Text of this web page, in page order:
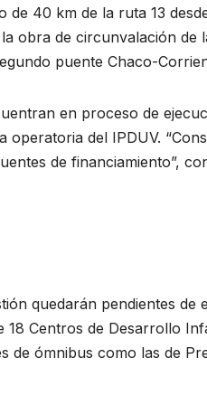
40 km de la ruta 13
obra de circunvalación de
puente Chaco-
en proceso de
del IPDUV.
de financiamiento”,
quedarán pendientes
Centros de Desarrollo
de ómnibus como las de